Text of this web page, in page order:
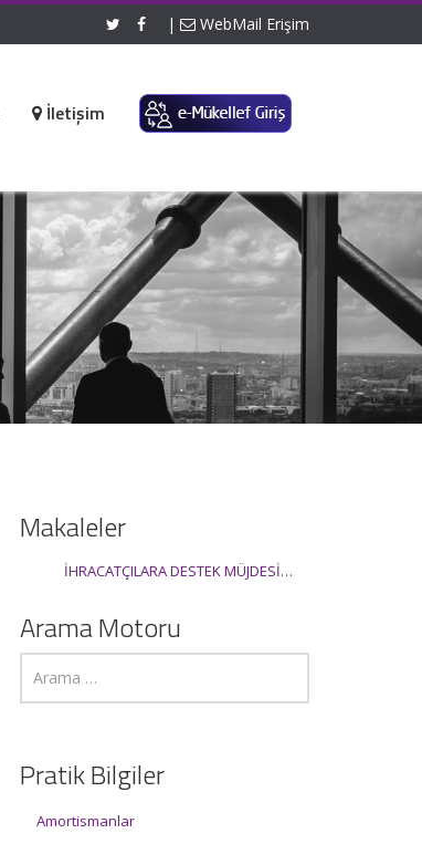
| WebMail Erişim
İletişim
Makaleler
İHRACATÇILARA DESTEK MÜJDESİ…
Arama Motoru
Pratik Bilgiler
Amortismanlar